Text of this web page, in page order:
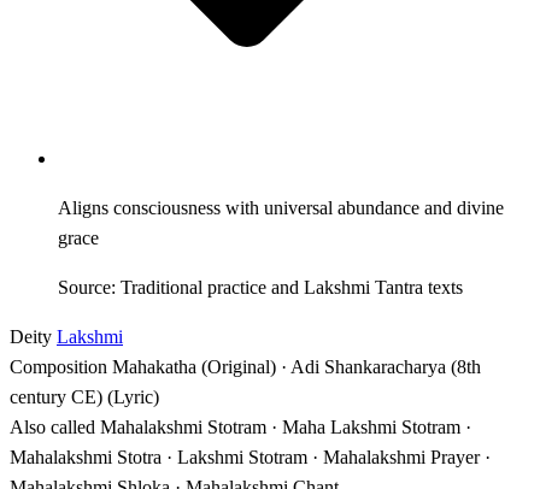
Aligns consciousness with universal abundance and divine
grace
Source: Traditional practice and Lakshmi Tantra texts
Deity Lakshmi
Composition Mahakatha (Original) · Adi Shankaracharya (8th
century CE) (Lyric)
Also called Mahalakshmi Stotram · Maha Lakshmi Stotram ·
Mahalakshmi Stotra · Lakshmi Stotram · Mahalakshmi Prayer ·